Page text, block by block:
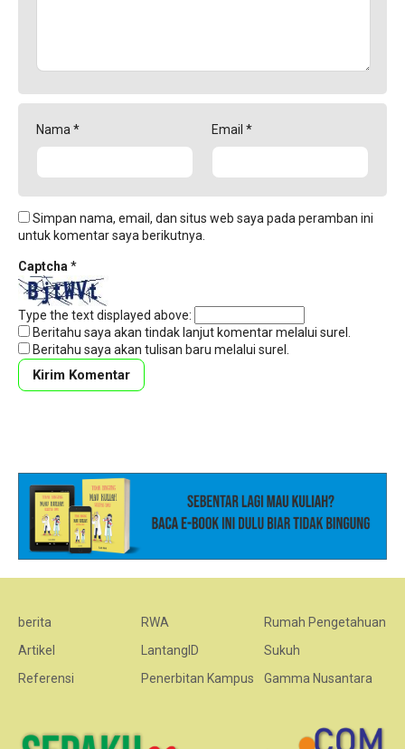
Nama* Email *
Simpan nama, email, dan situs web saya pada peramban ini
untuk komentar saya berikutnya.
Captcha*
Type the text displayed above:
Beritahu saya akan tindak lanjut komentar melalui surel.
Beritahu saya akan tulisan baru melalui surel.
berita
Artikel
Referensi
RWA
LantangID
Penerbitan Kampus
Rumah Pengetahuan
Sukuh
Gamma Nusantara